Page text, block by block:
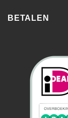
BETALEN